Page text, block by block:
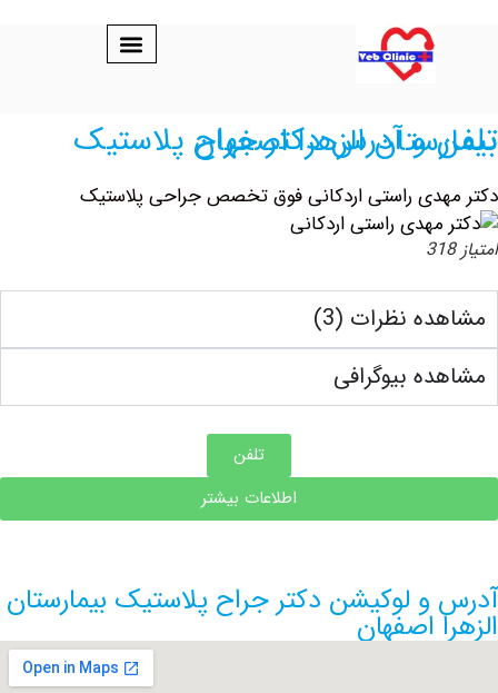
جراح پلاستیک بیمارستان الزهرا اصفهان
راستی اردکانی فوق تخصص جراحی پلاستیک
نظرات (3)
بیوگرافی
اطلاعات بیشتر
لوکیشن دکتر جراح پلاستیک بیمارستان
اصفهان